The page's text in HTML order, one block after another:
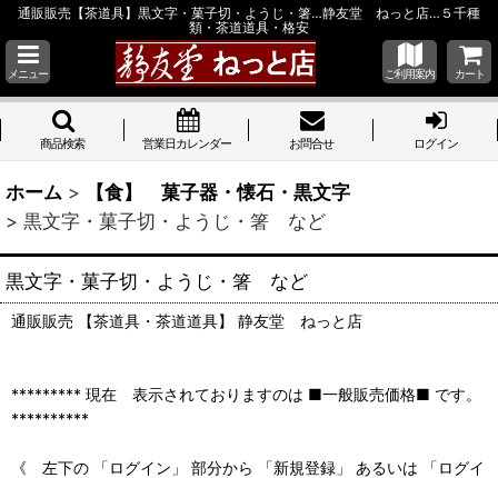
通販販売【茶道具】黒文字・菓子切・ようじ・箸…静友堂 ねっと店…５千種
類・茶道道具・格安
メニュー ご利用案内 カート
商品検索 営業日カレンダー お問合せ ログイン
ホーム >
【食】 菓子器・懐石・黒文字
> 黒文字・菓子切・ようじ・箸 など
黒文字・菓子切・ようじ・箸 など
通販販売 【茶道具・茶道道具】 静友堂 ねっと店
********* 現在 表示されておりますのは ■一般販売価格■ です。
**********
《 左下の 「ログイン」 部分から 「新規登録」 あるいは 「ログイ